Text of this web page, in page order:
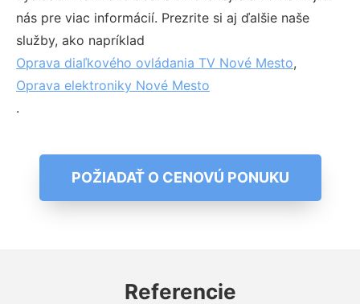
nás pre viac informácií. Prezrite si aj ďalšie naše
služby, ako napríklad
Oprava diaľkového ovládania TV Nové Mesto,
Oprava elektroniky Nové Mesto
.
POŽIADAŤ O CENOVÚ PONUKU
Referencie